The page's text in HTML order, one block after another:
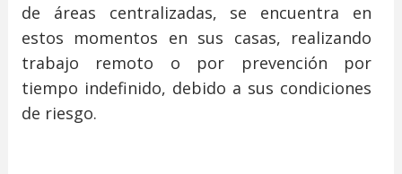
de áreas centralizadas, se encuentra en
estos momentos en sus casas, realizando
trabajo remoto o por prevención por
tiempo indefinido, debido a sus condiciones
de riesgo.